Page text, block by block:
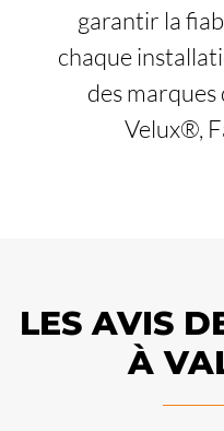
garantir la
chaque
des
Velux®,
LES AVIS
À